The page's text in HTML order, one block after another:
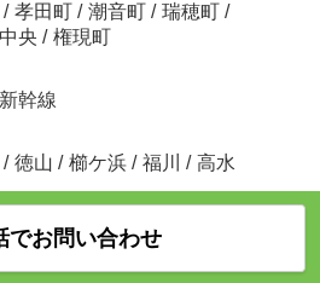
/ 孝田町 / 潮音町 / 瑞穂町 /
央 / 権現町
幹線
/ 徳山 / 櫛ケ浜 / 福川 / 高水
でお問い合わせ